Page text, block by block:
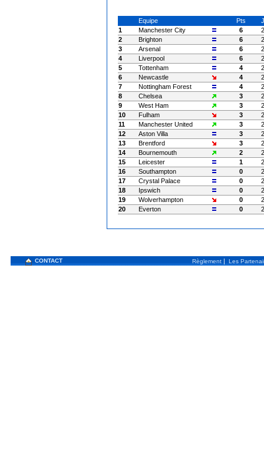
Equipe Pts
J
1
Manchester City 6
2
2
Brighton 6
2
3
Arsenal 6
2
4
Liverpool 6
2
5
Tottenham 4
2
6
Newcastle 4
2
7
Nottingham Forest 4
2
8
Chelsea 3
2
9
West Ham 3
2
10
Fulham 3
2
11
Manchester United 3
2
12
Aston Villa 3
2
13
Brentford 3
2
14
Bournemouth 2
2
15
Leicester 1
2
16
Southampton 0
2
17
Crystal Palace 0
2
18
Ipswich 0
2
19
Wolverhampton 0
2
20
Everton 0 2
CONTACT Règlement | Les